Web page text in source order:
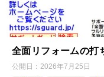
全面リフォームの打
公開日： 2026年7月25日